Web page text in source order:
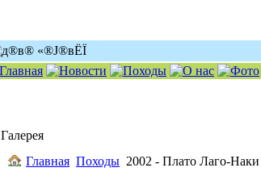
Галерея
Главная Походы 2002 - Плато Лаго-Наки